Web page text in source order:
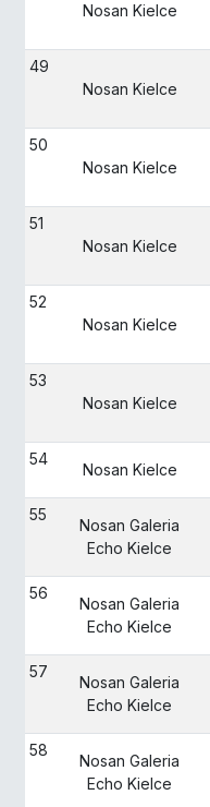
Nosan Kielce
49
Nosan Kielce
50
Nosan Kielce
51
Nosan Kielce
52
Nosan Kielce
53
Nosan Kielce
54
Nosan Kielce
55
Nosan Galeria
Echo Kielce
56
Nosan Galeria
Echo Kielce
57
Nosan Galeria
Echo Kielce
58
Nosan Galeria
Echo Kielce